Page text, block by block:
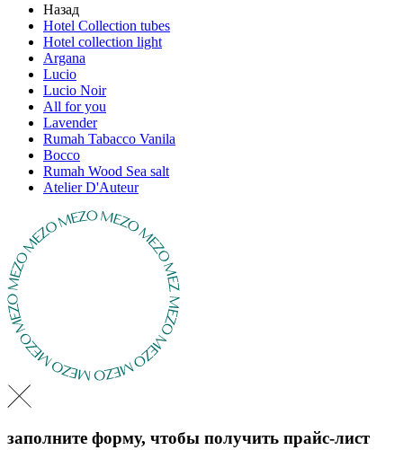
Назад
Hotel Collection tubes
Hotel collection light
Argana
Lucio
Lucio Noir
All for you
Lavender
Rumah Tabacco Vanila
Bocco
Rumah Wood Sea salt
Atelier D'Auteur
заполните форму, чтобы получить прайс-лист